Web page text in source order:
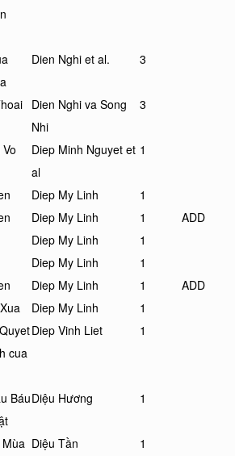
Dien Nghi et al. 3
Dien Nghi va Song
Nhi
3
Diep Minh Nguyet et
al
1
Diep My Linh
1
Diep My Linh 1
ADD
Diep My Linh
1
Diep My Linh
1
Diep My Linh 1
ADD
Diep My Linh
1
cua
Diep Vinh Liet 1
BáuDiệu Hương 1
Diệu Tần
1